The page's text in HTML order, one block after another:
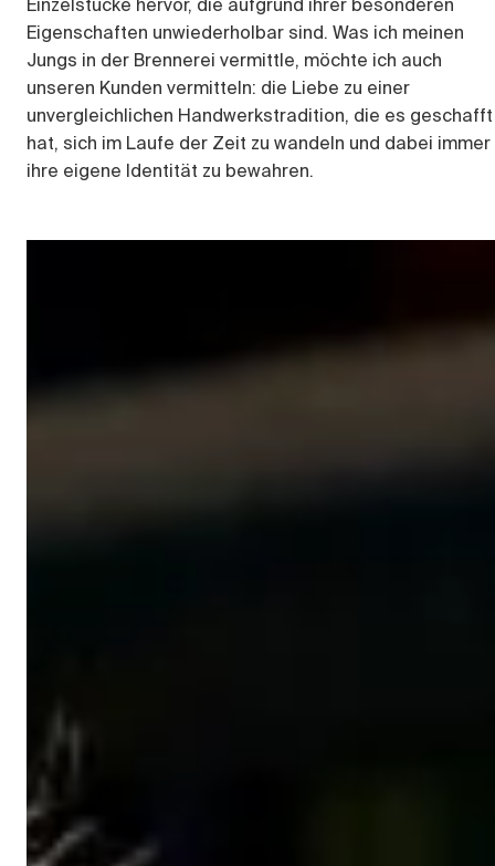
Einzelstücke hervor, die aufgrund ihrer besonderen
Eigenschaften unwiederholbar sind. Was ich meinen
Jungs in der Brennerei vermittle, möchte ich auch
unseren Kunden vermitteln: die Liebe zu einer
unvergleichlichen Handwerkstradition, die es geschafft
hat, sich im Laufe der Zeit zu wandeln und dabei immer
ihre eigene Identität zu bewahren.